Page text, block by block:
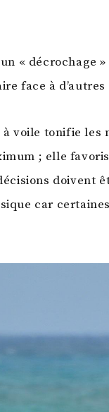
« décrochage
face à
voile tonifie les
; elle
doivent
car